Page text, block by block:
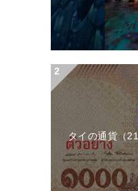
タイの通貨（